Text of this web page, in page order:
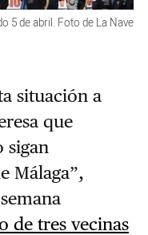
5 de abril. Foto de La Nave
situación a
que
sigan
Málaga”,
de tres vecinas